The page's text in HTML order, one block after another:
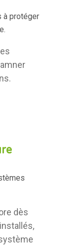
à protéger
dès